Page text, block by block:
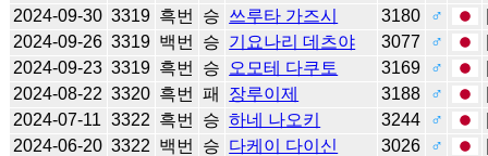
2024-09-30 3319 흑번 승 쓰루타 가즈시 3180 ♂
2024-09-26 3319 백번 승 기요나리 데츠야 3077 ♂
2024-09-23 3319 흑번 승 오모테 다쿠토 3169 ♂
2024-08-22 3320 흑번 패 장루이제 3188 ♂
2024-07-11 3322 흑번 승 하네 나오키 3244 ♂
2024-06-20 3322 백번 승 다케이 다이신 3026 ♂